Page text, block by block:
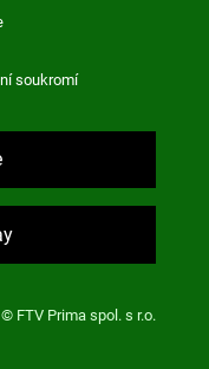
soukromí
© FTV Prima spol. s r.o.